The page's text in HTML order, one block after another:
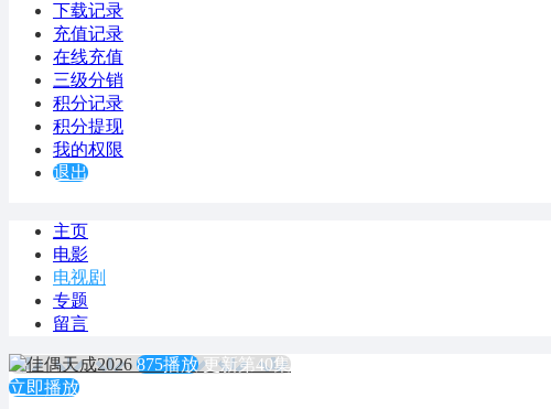
下载记录
充值记录
在线充值
三级分销
积分记录
积分提现
我的权限
退出
主页
电影
电视剧
专题
留言
875播放 更新第40集
立即播放